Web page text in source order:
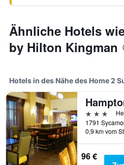
Ähnliche Hotels
by Hilton Kingman
Hotels in des Nähe des Home 2
3 Sterne
0,9 km vom
96 €